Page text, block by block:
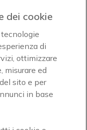
INCEPT
dei cookie
di
ottimizzare
misurare ed
sito e per
in base